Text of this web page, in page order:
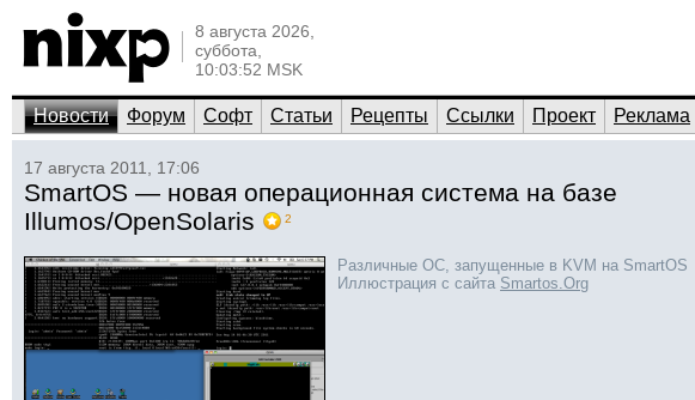
8 августа 2026,
суббота,
10:03:52 MSK
Новости Форум Софт Статьи Рецепты Ссылки Проект Реклама
17 августа 2011, 17:06
SmartOS — новая операционная система на базе
Illumos/OpenSolaris
2
Различные ОС, запущенные в KVM на SmartOS
Иллюстрация с сайта Smartos.Org